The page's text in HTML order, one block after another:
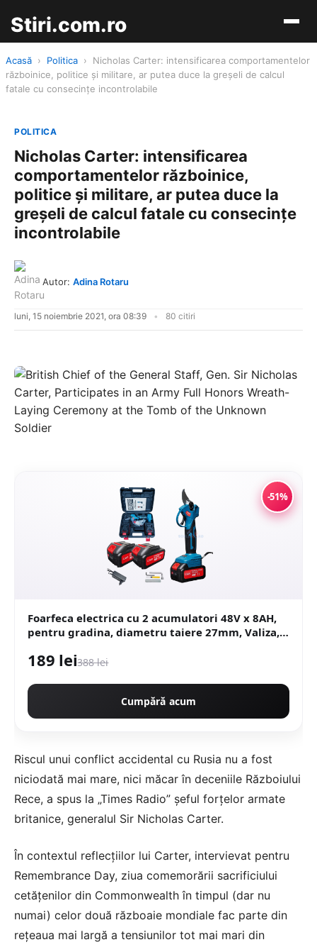
Stiri.com.ro
Acasă › Politica ›
Nicholas Carter: intensificarea comportamentelor
războinice, politice și militare, ar putea duce la greșeli de calcul
fatale cu consecințe incontrolabile
POLITICA
Nicholas Carter: intensificarea
comportamentelor războinice,
politice și militare, ar putea duce la
greșeli de calcul fatale cu consecințe
incontrolabile
Autor: Adina Rotaru
luni, 15 noiembrie 2021, ora 08:39 80 citiri
-51%
Foarfeca electrica cu 2 acumulatori 48V x 8AH,
pentru gradina, diametru taiere 27mm, Valiza,
189 lei388 lei
Cumpără acum
Riscul unui conflict accidental cu Rusia nu a fost
niciodată mai mare, nici măcar în deceniile Războiului
Rece, a spus la „Times Radio” șeful forțelor armate
britanice, generalul Sir Nicholas Carter.
În contextul reflecțiilor lui Carter, intervievat pentru
Remembrance Day, ziua comemorării sacrificiului
cetățenilor din Commonwealth în timpul (dar nu
numai) celor două războaie mondiale fac parte din
rețeaua mai largă a tensiunilor tot mai mari din